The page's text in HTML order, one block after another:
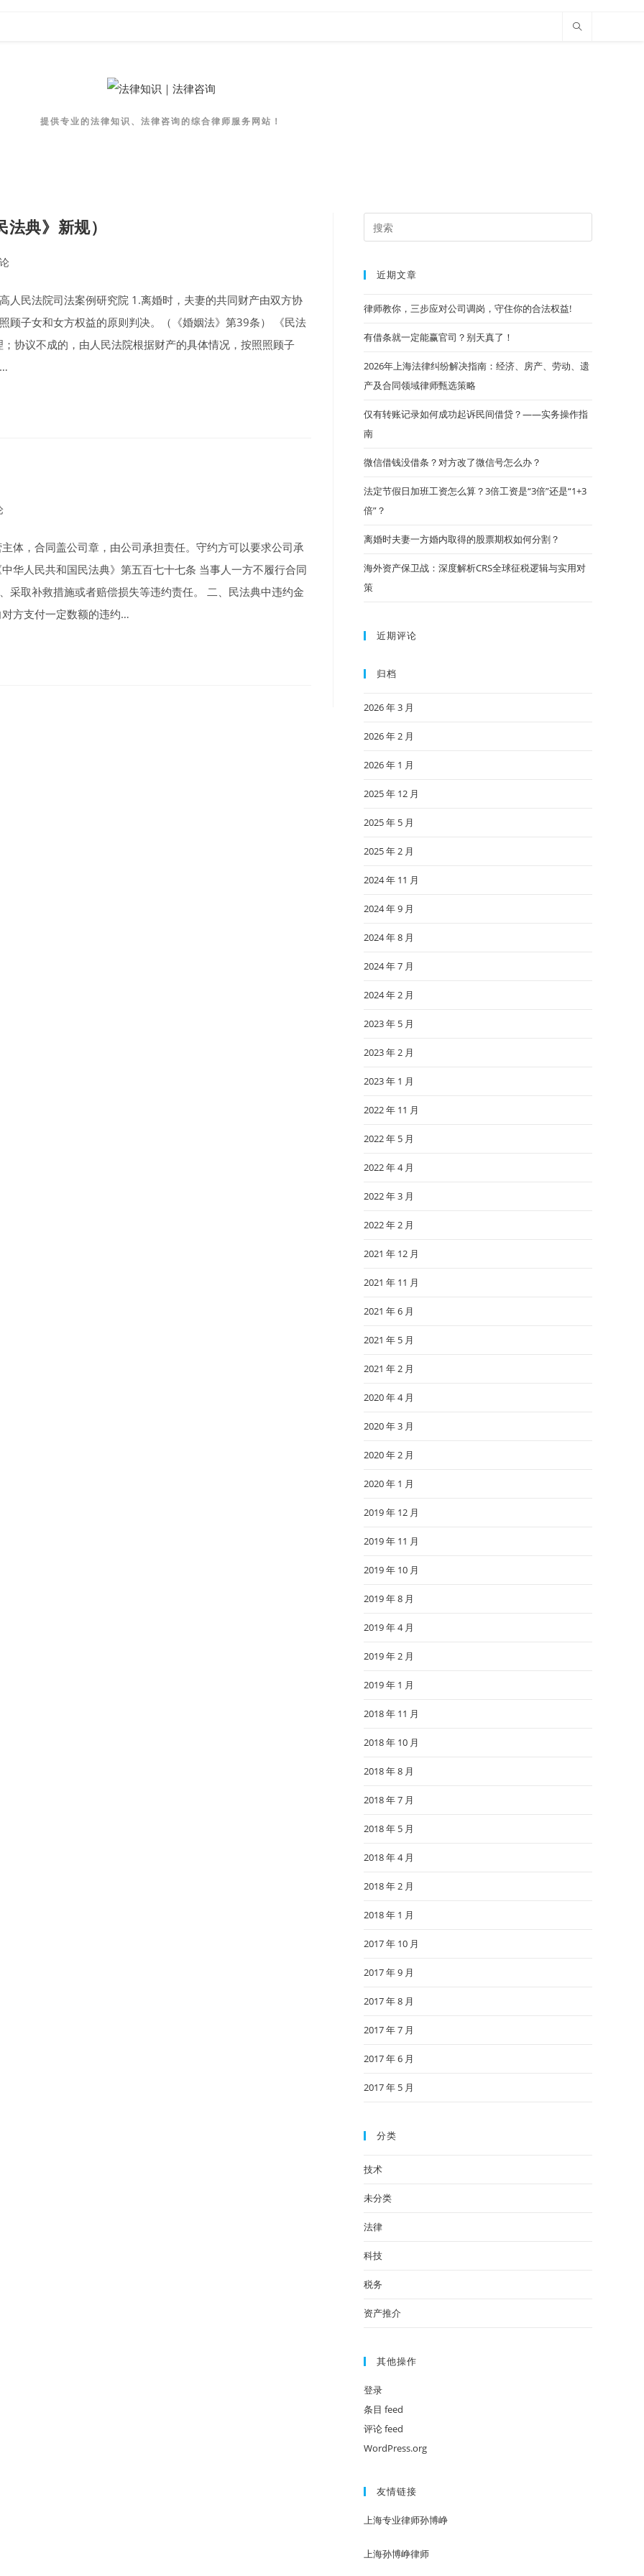
提供专业的法律知识、法律咨询的综合律师服务网站！
典》新规）
民法院司法案例研究院 1.离婚时，夫妻的共同财产由双方协
顾子女和女方权益的原则判决。（《婚姻法》第39条） 《民法
协议不成的，由人民法院根据财产的具体情况，按照照顾子
体，合同盖公司章，由公司承担责任。守约方可以要求公司承
华人民共和国民法典》第五百七十七条 当事人一方不履行合同
采取补救措施或者赔偿损失等违约责任。 二、民法典中违约金
方支付一定数额的违约…
近期文章
律师教你，三步应对公司调岗，守住你的合法权益!
有借条就一定能赢官司？别天真了！
2026年上海法律纠纷解决指南：经济、房产、劳动、遗
产及合同领域律师甄选策略
仅有转账记录如何成功起诉民间借贷？——实务操作指
南
微信借钱没借条？对方改了微信号怎么办？
法定节假日加班工资怎么算？3倍工资是“3倍”还是“1+3
倍”？
离婚时夫妻一方婚内取得的股票期权如何分割？
海外资产保卫战：深度解析CRS全球征税逻辑与实用对
策
近期评论
归档
2026 年 3 月
2026 年 2 月
2026 年 1 月
2025 年 12 月
2025 年 5 月
2025 年 2 月
2024 年 11 月
2024 年 9 月
2024 年 8 月
2024 年 7 月
2024 年 2 月
2023 年 5 月
2023 年 2 月
2023 年 1 月
2022 年 11 月
2022 年 5 月
2022 年 4 月
2022 年 3 月
2022 年 2 月
2021 年 12 月
2021 年 11 月
2021 年 6 月
2021 年 5 月
2021 年 2 月
2020 年 4 月
2020 年 3 月
2020 年 2 月
2020 年 1 月
2019 年 12 月
2019 年 11 月
2019 年 10 月
2019 年 8 月
2019 年 4 月
2019 年 2 月
2019 年 1 月
2018 年 11 月
2018 年 10 月
2018 年 8 月
2018 年 7 月
2018 年 5 月
2018 年 4 月
2018 年 2 月
2018 年 1 月
2017 年 10 月
2017 年 9 月
2017 年 8 月
2017 年 7 月
2017 年 6 月
2017 年 5 月
分类
技术
未分类
法律
科技
税务
资产推介
其他操作
登录
条目 feed
评论 feed
WordPress.org
友情链接
上海专业律师孙博峥
上海孙博峥律师